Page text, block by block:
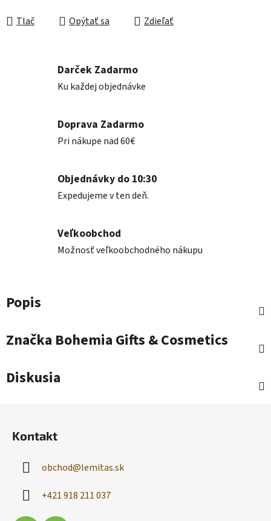
Tlač Opýtať sa Zdieľať
Darček Zadarmo
Ku každej objednávke
Doprava Zadarmo
Pri nákupe nad 60€
Objednávky do 10:30
Expedujeme v ten deň.
Veľkoobchod
Možnosť veľkoobchodného nákupu
Popis
Značka Bohemia Gifts & Cosmetics
Diskusia
Kontakt
obchod@lemitas.sk
+421 918 211 037